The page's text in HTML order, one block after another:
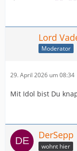
Lord
Moderator
29. April 2026 um 08:34
Mit Idol bist Du
DerSepp
wohnt hier